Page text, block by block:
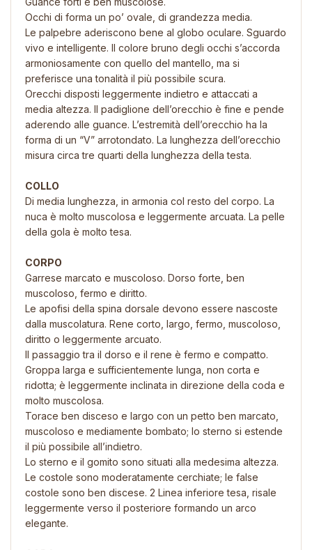
Occhi di forma un po’ ovale, di grandezza media.
Le palpebre aderiscono bene al globo oculare. Sguardo
vivo e intelligente. Il colore bruno degli occhi s’accorda
armoniosamente con quello del mantello, ma si
preferisce una tonalità il più possibile scura.
Orecchi disposti leggermente indietro e attaccati a
media altezza. Il padiglione dell’orecchio è fine e pende
aderendo alle guance. L’estremità dell’orecchio ha la
forma di un “V” arrotondato. La lunghezza dell’orecchio
misura circa tre quarti della lunghezza della testa.
COLLO
Di media lunghezza, in armonia col resto del corpo. La
nuca è molto muscolosa e leggermente arcuata. La pelle
della gola è molto tesa.
CORPO
Garrese marcato e muscoloso. Dorso forte, ben
muscoloso, fermo e diritto.
Le apofisi della spina dorsale devono essere nascoste
dalla muscolatura. Rene corto, largo, fermo, muscoloso,
diritto o leggermente arcuato.
Il passaggio tra il dorso e il rene è fermo e compatto.
Groppa larga e sufficientemente lunga, non corta e
ridotta; è leggermente inclinata in direzione della coda e
molto muscolosa.
Torace ben disceso e largo con un petto ben marcato,
muscoloso e mediamente bombato; lo sterno si estende
il più possibile all’indietro.
Lo sterno e il gomito sono situati alla medesima altezza.
Le costole sono moderatamente cerchiate; le false
costole sono ben discese. 2 Linea inferiore tesa, risale
leggermente verso il posteriore formando un arco
elegante.